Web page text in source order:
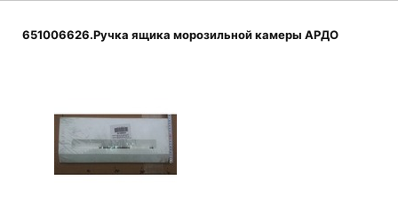
651006626.Ручка ящика морозильной камеры АРДО